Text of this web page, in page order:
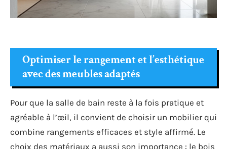
Optimiser le rangement et l’esthétique
avec des meubles adaptés
Pour que la salle de bain reste à la fois pratique et
agréable à l’œil, il convient de choisir un mobilier qui
combine rangements efficaces et style affirmé. Le
choix des matériaux a aussi son importance : le bois